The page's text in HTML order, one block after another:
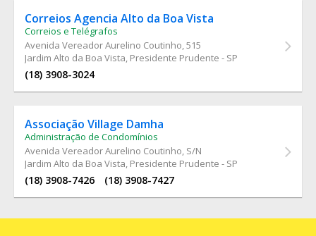
Correios Agencia Alto da Boa Vista
Correios e Telégrafos
Avenida Vereador Aurelino Coutinho, 515
Jardim Alto da Boa Vista, Presidente Prudente - SP
(18) 3908-3024
Associação Village Damha
Administração de Condomínios
Avenida Vereador Aurelino Coutinho, S/N
Jardim Alto da Boa Vista, Presidente Prudente - SP
(18) 3908-7426 (18) 3908-7427